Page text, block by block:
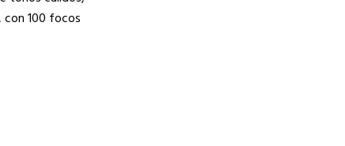
con 100 focos